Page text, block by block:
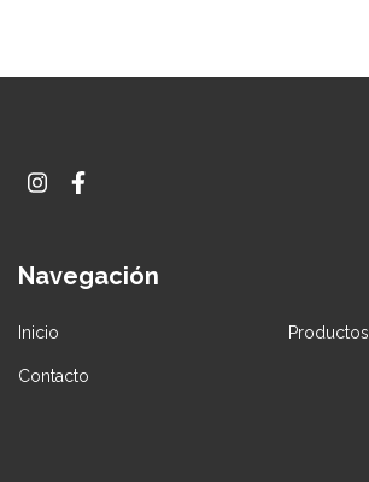
Navegación
Inicio Productos
Contacto